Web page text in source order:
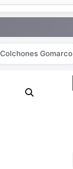
Colchones Gomarco